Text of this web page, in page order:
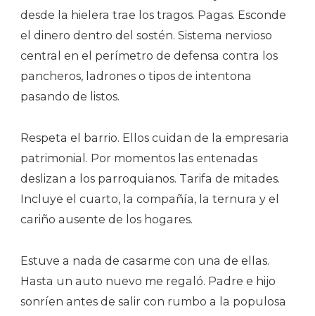
desde la hielera trae los tragos. Pagas. Esconde
el dinero dentro del sostén. Sistema nervioso
central en el perímetro de defensa contra los
pancheros, ladrones o tipos de intentona
pasando de listos.
Respeta el barrio. Ellos cuidan de la empresaria
patrimonial. Por momentos las entenadas
deslizan a los parroquianos. Tarifa de mitades.
Incluye el cuarto, la compañía, la ternura y el
cariño ausente de los hogares.
Estuve a nada de casarme con una de ellas.
Hasta un auto nuevo me regaló. Padre e hijo
sonríen antes de salir con rumbo a la populosa